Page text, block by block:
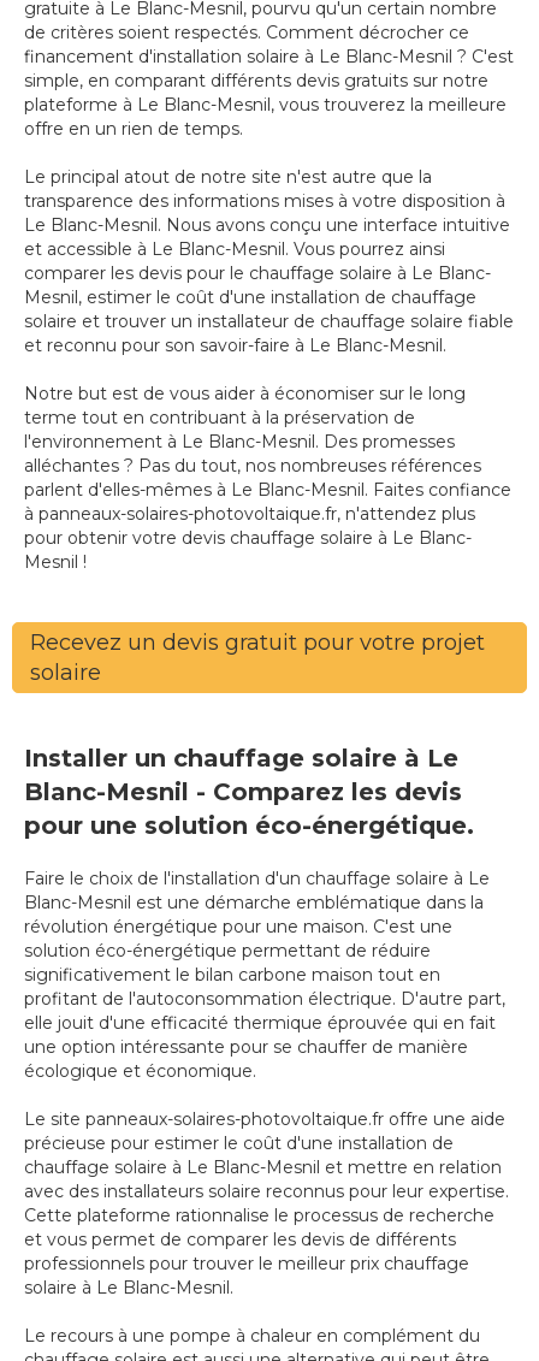
gratuite à Le Blanc-Mesnil, pourvu qu'un certain nombre
de critères soient respectés. Comment décrocher ce
financement d'installation solaire à Le Blanc-Mesnil ? C'est
simple, en comparant différents devis gratuits sur notre
plateforme à Le Blanc-Mesnil, vous trouverez la meilleure
offre en un rien de temps.
Le principal atout de notre site n'est autre que la
transparence des informations mises à votre disposition à
Le Blanc-Mesnil. Nous avons conçu une interface intuitive
et accessible à Le Blanc-Mesnil. Vous pourrez ainsi
comparer les devis pour le chauffage solaire à Le Blanc-
Mesnil, estimer le coût d'une installation de chauffage
solaire et trouver un installateur de chauffage solaire fiable
et reconnu pour son savoir-faire à Le Blanc-Mesnil.
Notre but est de vous aider à économiser sur le long
terme tout en contribuant à la préservation de
l'environnement à Le Blanc-Mesnil. Des promesses
alléchantes ? Pas du tout, nos nombreuses références
parlent d'elles-mêmes à Le Blanc-Mesnil. Faites confiance
à panneaux-solaires-photovoltaique.fr, n'attendez plus
pour obtenir votre devis chauffage solaire à Le Blanc-
Mesnil !
Recevez un devis gratuit pour votre projet
solaire
Installer un chauffage solaire à Le
Blanc-Mesnil - Comparez les devis
pour une solution éco-énergétique.
Faire le choix de l'installation d'un chauffage solaire à Le
Blanc-Mesnil est une démarche emblématique dans la
révolution énergétique pour une maison. C'est une
solution éco-énergétique permettant de réduire
significativement le bilan carbone maison tout en
profitant de l'autoconsommation électrique. D'autre part,
elle jouit d'une efficacité thermique éprouvée qui en fait
une option intéressante pour se chauffer de manière
écologique et économique.
Le site panneaux-solaires-photovoltaique.fr offre une aide
précieuse pour estimer le coût d'une installation de
chauffage solaire à Le Blanc-Mesnil et mettre en relation
avec des installateurs solaire reconnus pour leur expertise.
Cette plateforme rationnalise le processus de recherche
et vous permet de comparer les devis de différents
professionnels pour trouver le meilleur prix chauffage
solaire à Le Blanc-Mesnil.
Le recours à une pompe à chaleur en complément du